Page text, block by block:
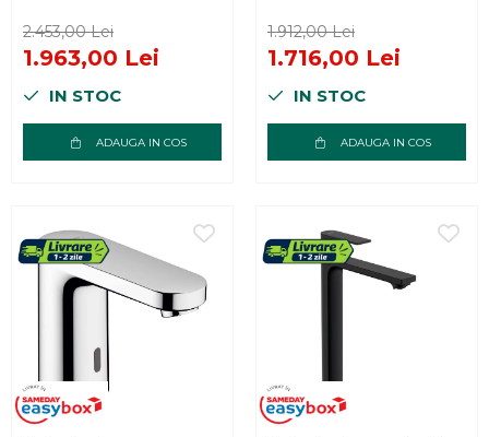
2.453,00 Lei
1.963,00 Lei
IN STOC
ADAUGA IN COS
1.912,00 Lei
1.716,00 Lei
IN STOC
ADAUGA IN COS